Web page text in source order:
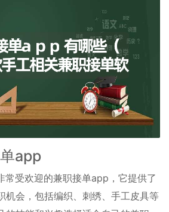
app
常受欢迎的兼职接单app，它提供了
机会，包括编织、刺绣、手工皮具等